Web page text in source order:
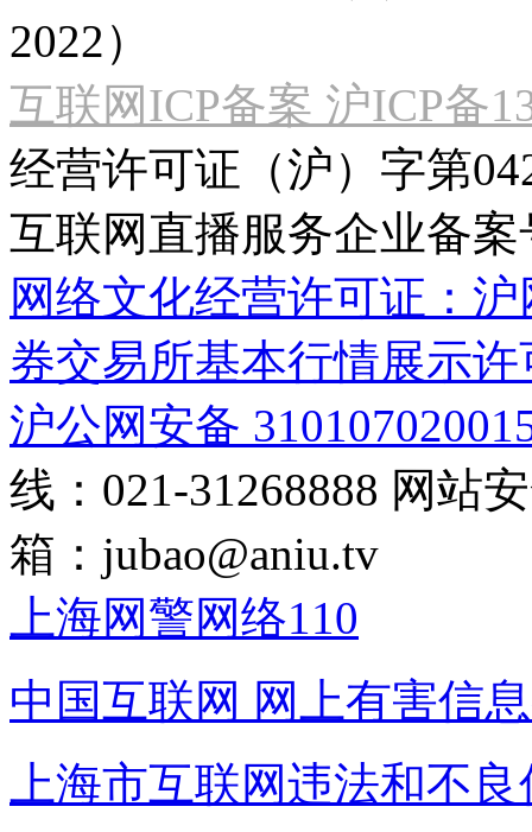
2022）
互联网ICP备案 沪ICP备
经营许可证（沪）字第
互联网直播服务企业备案
网络文化经营许可证：
券交易所基本行情展示许
沪公网安备
线：021-31268888 网站
箱： jubao@aniu.tv
上海网警网络110
中国互联网 网上有害信
上海市互联网违法和不